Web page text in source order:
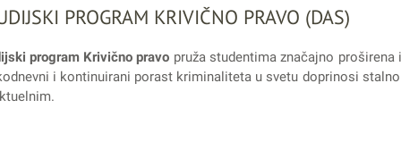
PROGRAM KRIVIČNO PRAVO (DAS)
program Krivično pravo pruža studentima značajno
i kontinuirani porast kriminaliteta u svetu doprinosi